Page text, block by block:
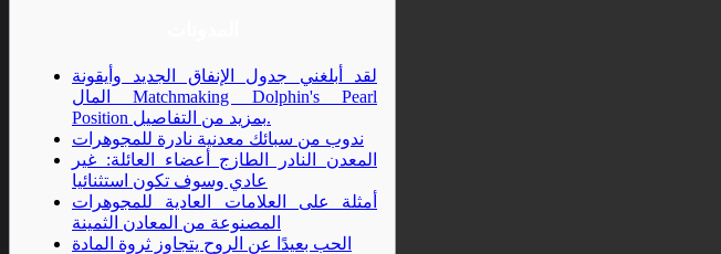
لقد أبلغني جدول الإنفاق الجديد وأيقونة
المال Matchmaking Dolphin's Pearl
Position بمزيد من التفاصيل.
ندوب من سبائك معدنية نادرة للمجوهرات
المعدن النادر الطازج أعضاء العائلة: غير
عادي وسوف تكون استثنائيا
أمثلة على العلامات العادية للمجوهرات
المصنوعة من المعادن الثمينة
الحب بعيدًا عن الروح يتجاوز ثروة المادة